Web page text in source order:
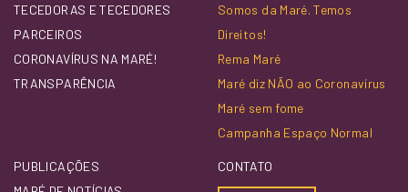
TECEDORAS E TECEDORES
PARCEIROS
CORONAVÍRUS NA MARÉ!
TRANSPARÊNCIA
Somos da Maré. Temos
Direitos!
Rema Maré
Maré diz NÃO ao Coronavírus
Maré sem fome
Campanha Espaço Normal
PUBLICAÇÕES
CONTATO